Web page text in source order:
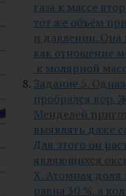
газа к массе
тот же объём
и давлении. Она
как отношение
к молярной
Задание 5.
пробрался вор.
Менделей
выявлять даже
Для этого он
являющихся
X. Атомная доля
равна 30 %, а